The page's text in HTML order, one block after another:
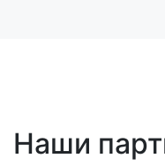
Наши